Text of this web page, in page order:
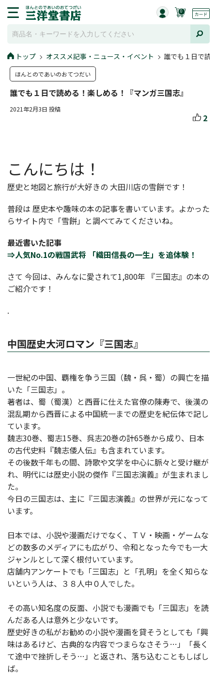
0
トップ オススメ記事・ニュース・イベント 誰でも１日で読
ほんとのであいのおてつだい
誰でも１日で読める！楽しめる！『マンガ三国志』
2021年2月3日 投稿
2
こんにちは！
歴史と地図と旅行が大好きの 大田川店の雪餅です！
普段は 歴史本や趣味の本の記事を書いています。よかった
らサイト内で「雪餅」と調べてみてくださいね。
最近書いた記事
⇒人気No.1の戦国武将 「織田信長の一生」を追体験！
さて 今回は、みんなに愛されて1,800年 『三国志』の本の
ご紹介です！
.
中国歴史大河ロマン『三国志』
一世紀の中国、覇権を争う三国（魏・呉・蜀）の興亡を描
いた「三国志」。
著者は、蜀（蜀漢）と西晋に仕えた官僚の陳寿で、後漢の
混乱期から西晋による中国統一までの歴史を紀伝体で記し
ています。
魏志30巻、蜀志15巻、呉志20巻の計65巻から成り、日本
の古代史料『魏志倭人伝』も含まれています。
その後数千年もの間、詩歌や文学を中心に脈々と受け継が
れ、明代には歴史小説の傑作『三国志演義』が生まれまし
た。
今日の三国志は、主に『三国志演義』の世界が元になって
います。
日本では、小説や漫画だけでなく、ＴＶ・映画・ゲームな
どの数多のメディアにも広がり、令和となった今でも一大
ジャンルとして深く根付いています。
店舗内アンケートでも「三国志」と「孔明」を全く知らな
いという人は、３８人中０人でした。
その高い知名度の反面、小説でも漫画でも「三国志」を読
んだある人は意外と少ないです。
歴史好きの私がお勧めの小説や漫画を貸そうとしても「興
味はあるけど、古典的な内容でつまらなさそう…」「長く
て途中で挫折しそう…」と返され、落ち込むこともしばし
ば。